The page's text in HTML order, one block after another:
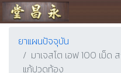
ร้านขายยา ย่งเชียงตึ๊ง
ยาแผนปัจจุบัน
มาเจสโต เอฟ 100 เม็
แก้ปวดท้อง